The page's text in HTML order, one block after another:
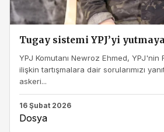
Tugay sistemi YPJ’yi
YPJ Komutanı Newroz Ehmed, YPJ'nin
ilişkin tartışmalara dair sorularımızı
askeri...
16 Şubat 2026
Dosya